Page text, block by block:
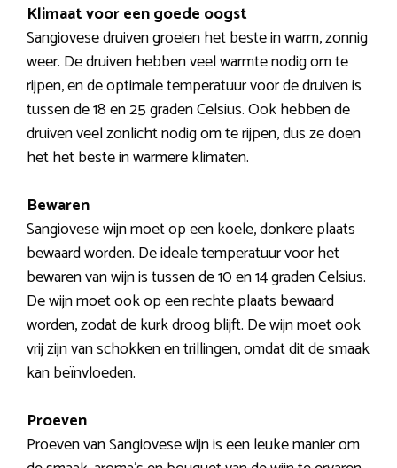
Klimaat voor een goede oogst
Sangiovese druiven groeien het beste in warm, zonnig
weer. De druiven hebben veel warmte nodig om te
rijpen, en de optimale temperatuur voor de druiven is
tussen de 18 en 25 graden Celsius. Ook hebben de
druiven veel zonlicht nodig om te rijpen, dus ze doen
het het beste in warmere klimaten.
Bewaren
Sangiovese wijn moet op een koele, donkere plaats
bewaard worden. De ideale temperatuur voor het
bewaren van wijn is tussen de 10 en 14 graden Celsius.
De wijn moet ook op een rechte plaats bewaard
worden, zodat de kurk droog blijft. De wijn moet ook
vrij zijn van schokken en trillingen, omdat dit de smaak
kan beïnvloeden.
Proeven
Proeven van Sangiovese wijn is een leuke manier om